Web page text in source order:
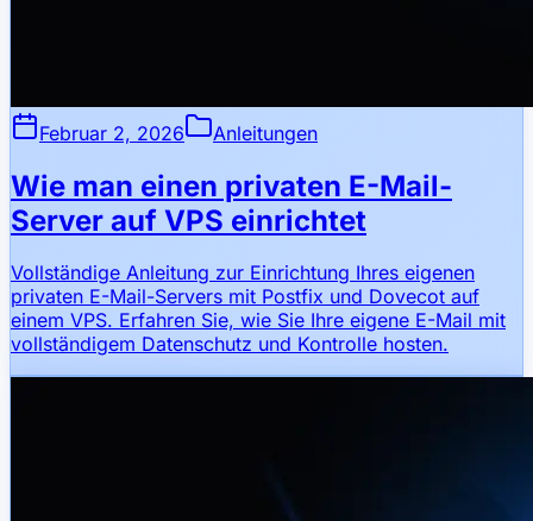
Februar 2, 2026 Anleitungen
Wie man einen privaten E-Mail-
Server auf VPS einrichtet
Vollständige Anleitung zur Einrichtung Ihres eigenen
privaten E-Mail-Servers mit Postfix und Dovecot auf
einem VPS. Erfahren Sie, wie Sie Ihre eigene E-Mail mit
vollständigem Datenschutz und Kontrolle hosten.